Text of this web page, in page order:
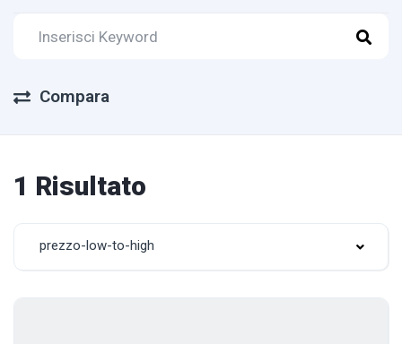
Compara
1 Risultato
prezzo-low-to-high